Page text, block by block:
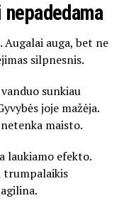
auga, bet ne
silpnesnis.
sunkiau
joje mažėja.
maisto.
laukiamo efekto.
trumpalaikis